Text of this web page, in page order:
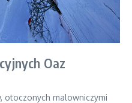
Oaz
otoczonych malowniczymi